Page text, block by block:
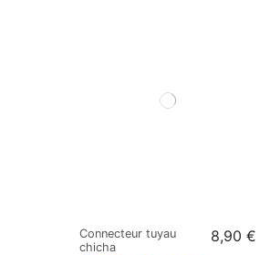
Connecteur tuyau
chicha
8,90 €